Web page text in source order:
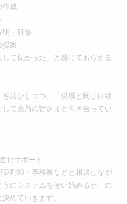
作成
明・研修
提案
て良かった」と感じてもらえる
を活かしつつ、「現場と同じ目線
て薬局の皆さまと向き合ってい
行サポート
薬剤師・事務長などと相談しなが
にシステムを使い始めるか」の
めていきます。